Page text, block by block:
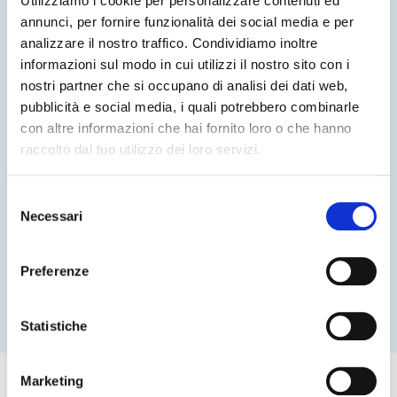
annunci, per fornire funzionalità dei social media e per
analizzare il nostro traffico. Condividiamo inoltre
informazioni sul modo in cui utilizzi il nostro sito con i
nostri partner che si occupano di analisi dei dati web,
pubblicità e social media, i quali potrebbero combinarle
con altre informazioni che hai fornito loro o che hanno
raccolto dal tuo utilizzo dei loro servizi.
delNecessari
Preferenze
Statistiche
Marketing
Integrare e orchestrare i punti di
contatto del paziente
percorso sanitario
, fisici e digitali. Accettazione,
servizi e comunicazioni devono essere gestiti
comeun unico flusso integrato
, capace di